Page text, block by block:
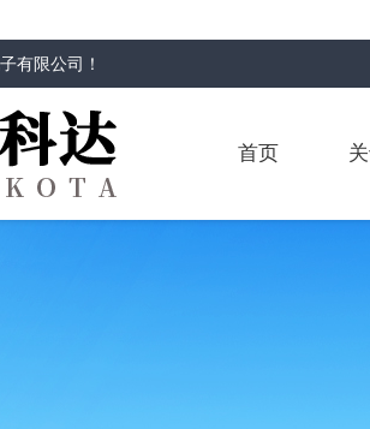
有限公司 ！
首页